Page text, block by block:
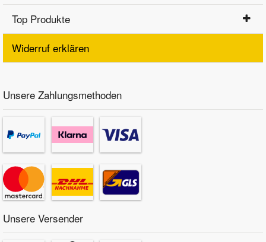
Top Produkte
Widerruf erklären
Unsere Zahlungsmethoden
Unsere Versender